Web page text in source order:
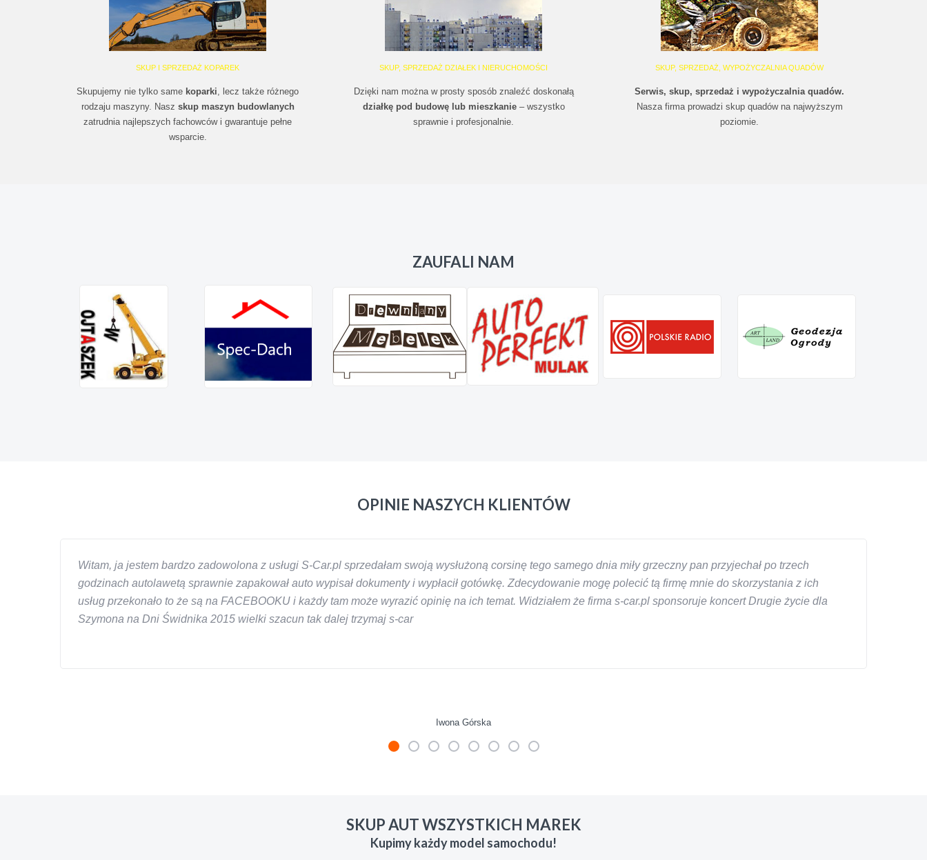
SKUP I SPRZEDAŻ KOPAREK
Skupujemy nie tylko same koparki, lecz także różnego
rodzaju maszyny. Nasz skup maszyn budowlanych
zatrudnia najlepszych fachowców i gwarantuje pełne
wsparcie.
SKUP, SPRZEDAŻ DZIAŁEK I NIERUCHOMOŚCI
Dzięki nam można w prosty sposób znaleźć doskonałą
działkę pod budowę lub mieszkanie– wszystko
sprawnie i profesjonalnie.
SKUP, SPRZEDAŻ, WYPOŻYCZALNIA QUADÓW
Serwis, skup, sprzedaż i wypożyczalnia quadów.
Nasza firma prowadzi skup quadów na najwyższym
poziomie.
ZAUFALI NAM
OPINIE NASZYCH KLIENTÓW
Witam, ja jestem bardzo zadowolona z usługi S-Car.pl sprzedałam swoją wysłużoną corsinę tego samego dnia miły grzeczny pan przyjechał po trzech
godzinach autolawetą sprawnie zapakował auto wypisał dokumenty i wypłacił gotówkę. Zdecydowanie mogę polecić tą firmę mnie do skorzystania z ich
usług przekonało to że są na FACEBOOKU i każdy tam może wyrazić opinię na ich temat. Widziałem że firma s-car.pl sponsoruje koncert Drugie życie dla
Szymona na Dni Świdnika 2015 wielki szacun tak dalej trzymaj s-car
Iwona Górska
chcecie natknac sie na spaslych wszystkowiedzacych wyzyskiwaczy, to polecam s-car.pl
SKUP AUT WSZYSTKICH MAREK
Kupimy każdy model samochodu!